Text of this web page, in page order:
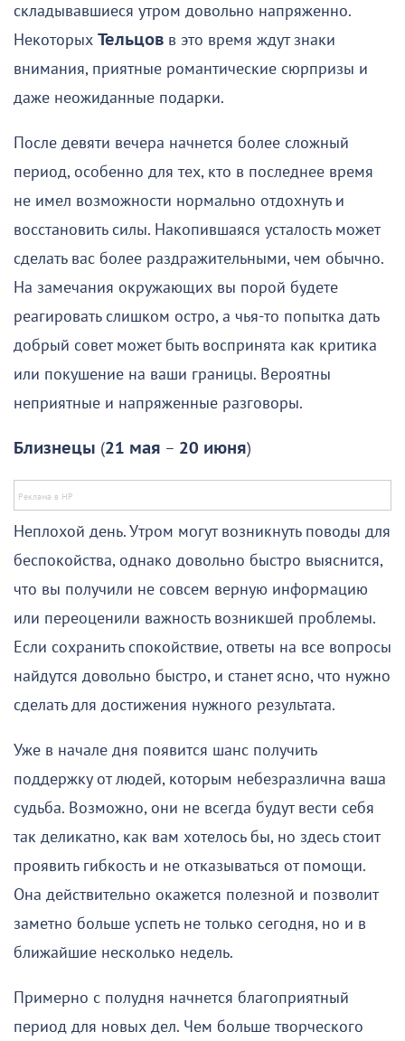
складывавшиеся утром довольно напряженно.
Некоторых Тельцов в это время ждут знаки
внимания, приятные романтические сюрпризы и
даже неожиданные подарки.
После девяти вечера начнется более сложный
период, особенно для тех, кто в последнее время
не имел возможности нормально отдохнуть и
восстановить силы. Накопившаяся усталость может
сделать вас более раздражительными, чем обычно.
На замечания окружающих вы порой будете
реагировать слишком остро, а чья-то попытка дать
добрый совет может быть воспринята как критика
или покушение на ваши границы. Вероятны
неприятные и напряженные разговоры.
Близнецы (21 мая – 20 июня)
Неплохой день. Утром могут возникнуть поводы для
беспокойства, однако довольно быстро выяснится,
что вы получили не совсем верную информацию
или переоценили важность возникшей проблемы.
Если сохранить спокойствие, ответы на все вопросы
найдутся довольно быстро, и станет ясно, что нужно
сделать для достижения нужного результата.
Уже в начале дня появится шанс получить
поддержку от людей, которым небезразлична ваша
судьба. Возможно, они не всегда будут вести себя
так деликатно, как вам хотелось бы, но здесь стоит
проявить гибкость и не отказываться от помощи.
Она действительно окажется полезной и позволит
заметно больше успеть не только сегодня, но и в
ближайшие несколько недель.
Примерно с полудня начнется благоприятный
период для новых дел. Чем больше творческого